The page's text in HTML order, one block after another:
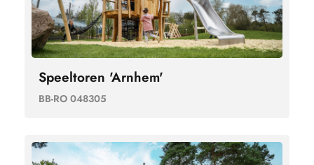
Speeltoren 'Arnhem'
BB-RO 048305